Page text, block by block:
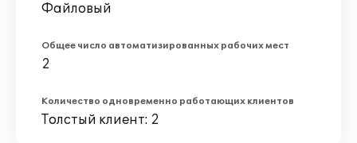
Файловый
Общее число автоматизированных рабочих мест
2
Количество одновременно работающих клиентов
Толстый клиент: 2